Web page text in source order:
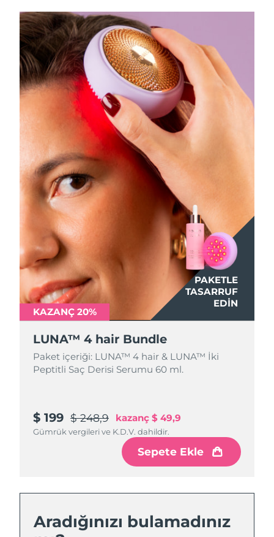
PAKETLE
TASARRUF
EDIN
KAZANÇ 20%
LUNA™ 4 hair Bundle
Paket içeriği: LUNA™ 4 hair & LUNA™ İki
Peptitli Saç Derisi Serumu 60 ml.
$ 199 $ 248,9 kazanç $ 49,9
Gümrük vergileri ve K.D.V. dahildir.
Sepete Ekle
Aradığınızı bulamadınız